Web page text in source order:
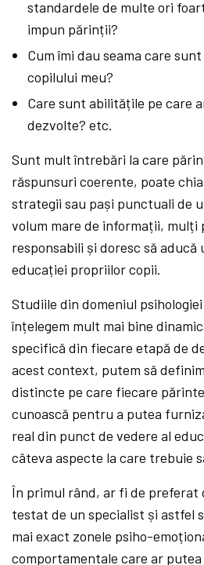
standardele de multe ori
impun părinții?
Cum îmi dau seama care
copilului meu?
Care sunt abilitățile pe care
dezvolte? etc.
Sunt mult întrebări la care
răspunsuri coerente, poate
strategii sau pași punctuali de
volum mare de informații, mulți
responsabili și doresc să aducă
educației propriilor copii.
Studiile din domeniul
înțelegem mult mai bine
specifică din fiecare etapă de
acest context, putem să
distincte pe care fiecare
cunoască pentru a putea
real din punct de vedere al
câteva aspecte la care trebuie
În primul rând, ar fi de preferat
testat de un specialist și astfel
mai exact zonele psiho-
comportamentale care ar